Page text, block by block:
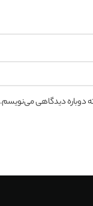
که دوباره دیدگاهی می‌نویسم.